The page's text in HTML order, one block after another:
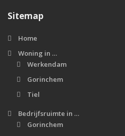
Sitemap
Home
Woning in …
Werkendam
Gorinchem
Tiel
Bedrijfsruimte in …
Gorinchem